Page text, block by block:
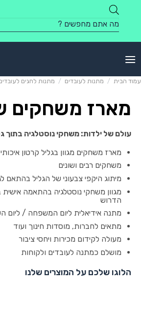
content
Products
search
עמוד הבית / מתנות לעובדים / מתנות לחגים
מארז משחקים
עולם של ילדות: משחקי נוסטלגיה בתוך
מארז משחקים מגוון בגליל קרטון איכותי
משחקים רבים ושונים
מיתוג היקפי צבעוני של הגליל בהתאם
מגוון משחקי נוסטלגיה בהתאמה
הדרוש
מתנה אידיאלית ליום המשפחה / ליום
מתאים לחברות, מוסדות חינוך ועוד
מעולה לקידום מכירות ויחסי ציבור
מושלם כמתנה לעובדים ולקוחות
הלוגו שלכם על המוצרים שלנו